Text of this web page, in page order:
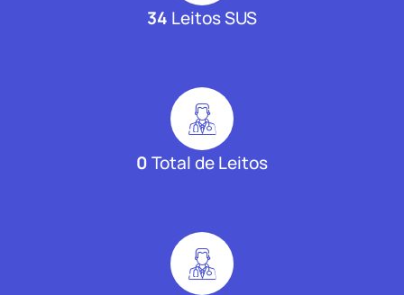
34 Leitos SUS
0Total de Leitos